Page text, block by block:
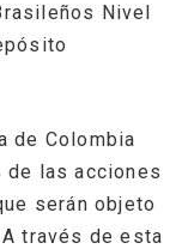
Nivel
de Colombia
de las acciones
serán objeto
través de esta